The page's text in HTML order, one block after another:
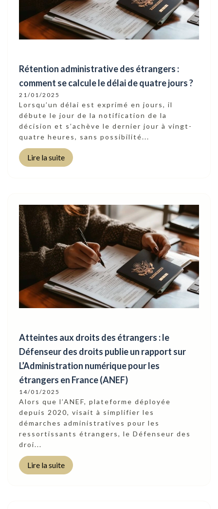
Rétention administrative des étrangers :
comment se calcule le délai de quatre jours ?
21/01/2025
Lorsqu’un délai est exprimé en jours, il
débute le jour de la notification de la
décision et s’achève le dernier jour à vingt-
quatre heures, sans possibilité...
Lire la suite
Atteintes aux droits des étrangers : le
Défenseur des droits publie un rapport sur
L’Administration numérique pour les
étrangers en France (ANEF)
14/01/2025
Alors que l’ANEF, plateforme déployée
depuis 2020, visait à simplifier les
démarches administratives pour les
ressortissants étrangers, le Défenseur des
droi...
Lire la suite